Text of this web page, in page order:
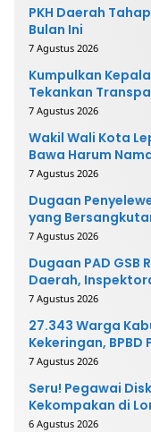
PKH Daerah
Bulan Ini
7 Agustus 2026
Kumpulkan
Tekankan
7 Agustus 2026
Wakil Wali Kota
Bawa Harum
7 Agustus 2026
Dugaan
yang
Mengembalikan
7 Agustus 2026
Dugaan PAD GSB
Daerah,
7 Agustus 2026
27.343 Warga
Kekeringan,
7 Agustus 2026
Seru! Pegawai
Kekompakan di
6 Agustus 2026